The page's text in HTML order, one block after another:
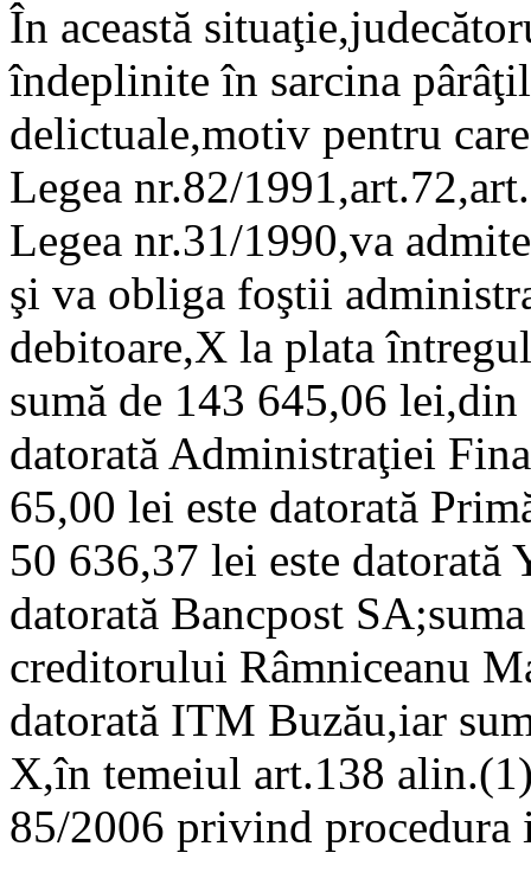
În această
îndeplinite în sarcina
delictuale,motiv pentru
Legea nr.82/
Legea nr.31/1990,va
şi va obliga foştii
debitoare,X la plata
sumă de 143 645,06
datorată Administraţiei
65,00 lei este datorată
50 636,37 lei este datorată
datorată Bancpost
creditorului Râmniceanu
datorată ITM Buzău,iar
X,în temeiul art.138
85/2006 privind procedura